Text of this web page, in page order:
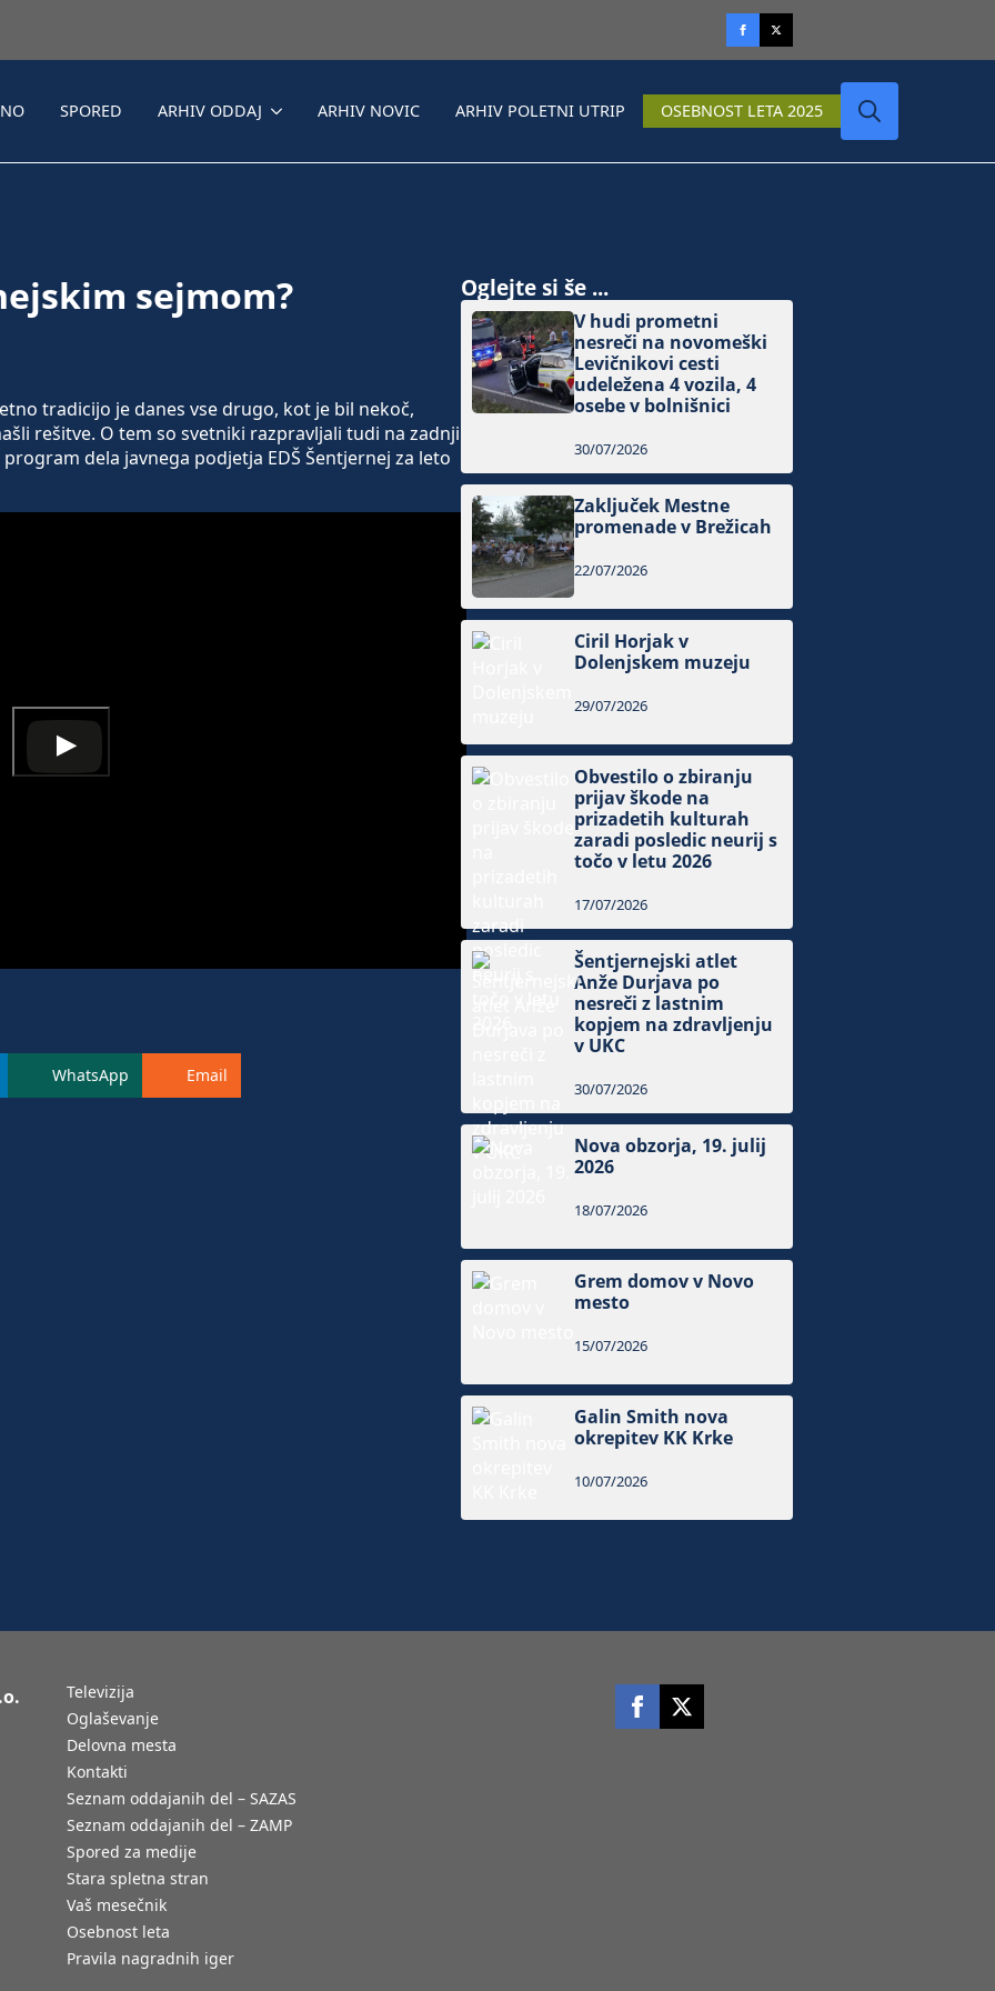
SPORED ARHIV ODDAJ ARHIV NOVIC ARHIV POLETNI UTRIP OSEBNOST LETA 2025
sejmom?
tradicijo je danes vse drugo, kot je bil nekoč,
rešitve. O tem so svetniki razpravljali tudi na zadnji
dela javnega podjetja EDŠ Šentjernej za leto
WhatsApp Email
Oglejte si še ...
V hudi prometni
nesreči na novomeški
Levičnikovi cesti
udeležena 4 vozila, 4
osebe v bolnišnici
30/07/2026
Zaključek Mestne
promenade v Brežicah
22/07/2026
Ciril Horjak v
Dolenjskem muzeju
29/07/2026
Obvestilo o zbiranju
prijav škode na
prizadetih kulturah
zaradi posledic neurij s
točo v letu 2026
17/07/2026
Šentjernejski atlet
Anže Durjava po
nesreči z lastnim
kopjem na zdravljenju
v UKC
30/07/2026
Nova obzorja, 19. julij
2026
18/07/2026
Grem domov v Novo
mesto
15/07/2026
Galin Smith nova
okrepitev KK Krke
10/07/2026
Televizija
Oglaševanje
Delovna mesta
Kontakti
Seznam oddajanih del – SAZAS
Seznam oddajanih del – ZAMP
Spored za medije
Stara spletna stran
Vaš mesečnik
Osebnost leta
Pravila nagradnih iger